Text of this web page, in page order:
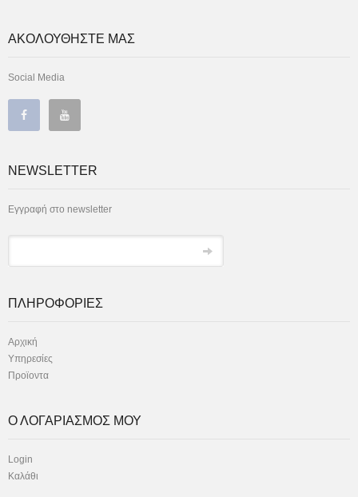
ΑΚΟΛΟΥΘΗΣΤΕ ΜΑΣ
Social Media
NEWSLETTER
Εγγραφή στο newsletter
ΠΛΗΡΟΦΟΡΙΕΣ
Αρχική
Υπηρεσίες
Προϊοντα
Ο ΛΟΓΑΡΙΑΣΜΟΣ ΜΟΥ
Login
Καλάθι